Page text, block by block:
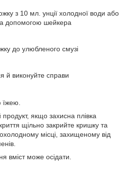
з 10 мл. унції холодної води або
допомогою шейкера
до улюбленого смузі
й виконуйте справи
їжею.
якщо захисна плівка
щільно закрийте кришку та
місці, захищеному від
вміст може осідати.